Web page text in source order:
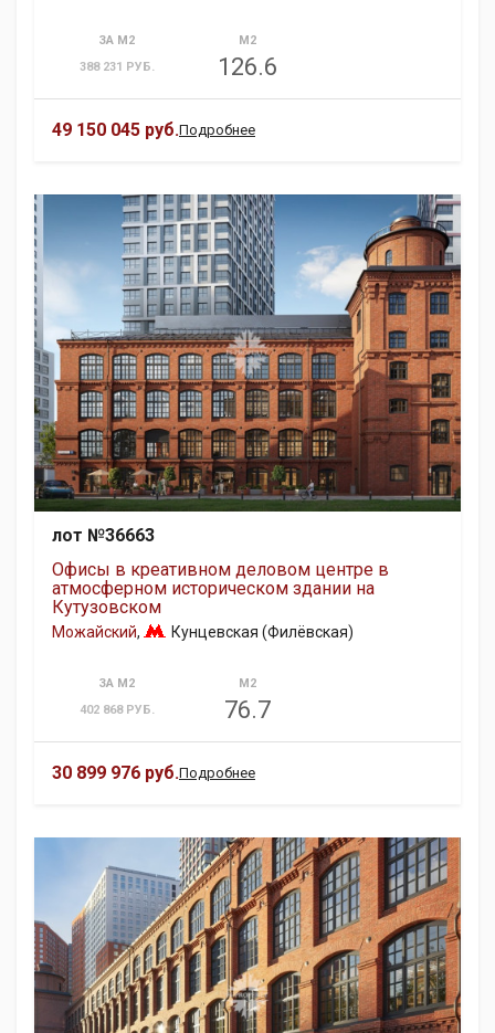
ЗА М2
388 231 РУБ.
М2
126.6
49 150 045 руб.Подробнее
лот №36663
Офисы в креативном деловом центре в
атмосферном историческом здании на
Кутузовском
Можайский, Кунцевская (Филёвская)
ЗА М2
402 868 РУБ.
М2
76.7
30 899 976 руб.Подробнее